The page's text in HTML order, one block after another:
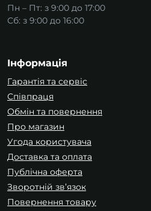
Пн – Пт: з 9:00 до 17:00
Сб: з 9:00 до 16:00
Інформація
Гарантія та сервіс
Співпраця
Обмін та повернення
Про магазин
Угода користувача
Доставка та оплата
Публічна оферта
Зворотній зв’язок
Повернення товару